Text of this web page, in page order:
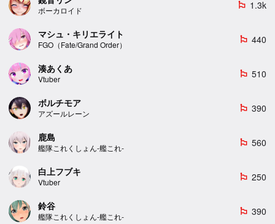
ボーカロイド
emoji_flags 1.3k
マシュ・キリエライト
FGO（Fate/Grand Order）
emoji_flags 440
湊あくあ
Vtuber
emoji_flags 510
ボルチモア
アズールレーン
emoji_flags 390
鹿島
艦隊これくしょん-艦これ-
emoji_flags 560
白上フブキ
Vtuber
emoji_flags 250
鈴谷
艦隊これくしょん-艦これ-
emoji_flags 390